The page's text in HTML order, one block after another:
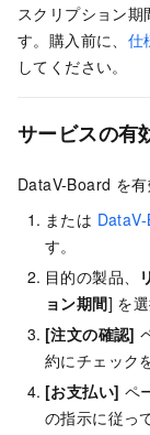
スクリプション期
す。購入前に、 仕
してください。
サービスの有
DataV-Board を有
または
す。
目的の製品、
ョン期間] を選
[注文の確認]
約にチェック
[お支払い] ペ
の指示に従っ